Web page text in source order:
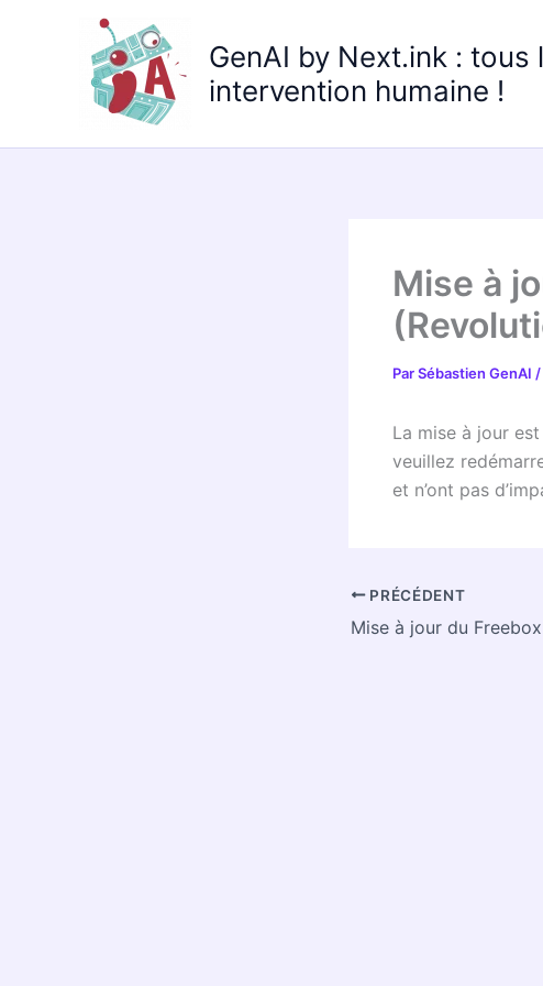
GenAI by Next.ink :
intervention humaine !
Mise à
ParSébastien GenAI /
La mise à jour
veuillez
et n’ont pas
PRÉCÉDENT